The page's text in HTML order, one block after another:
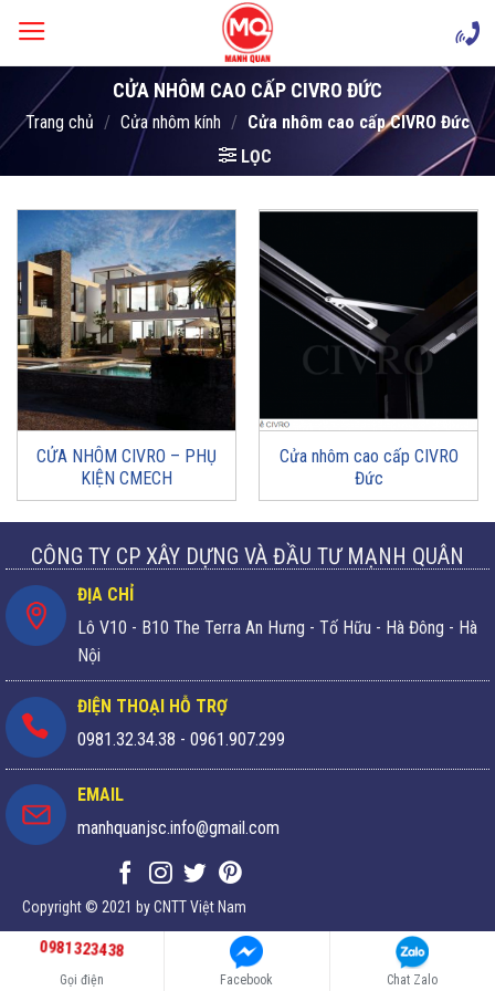
content
CỬA NHÔM CAO CẤP CIVRO ĐỨC
Trang chủ / Cửa nhôm kính / Cửa nhôm cao cấp CIVRO Đức
LỌC
CỬA NHÔM CIVRO – PHỤ
KIỆN CMECH
Cửa nhôm cao cấp CIVRO
Đức
CÔNG TY CP XÂY DỰNG VÀ ĐẦU TƯ MẠNH QUÂN
ĐỊA CHỈ
Lô V10 - B10 The Terra An Hưng - Tố Hữu - Hà Đông - Hà
Nội
ĐIỆN THOẠI HỖ TRỢ
0981.32.34.38 - 0961.907.299
EMAIL
manhquanjsc.info@gmail.com
Copyright © 2021 by CNTT Việt Nam
0981323438
Gọi điện Facebook Chat Zalo